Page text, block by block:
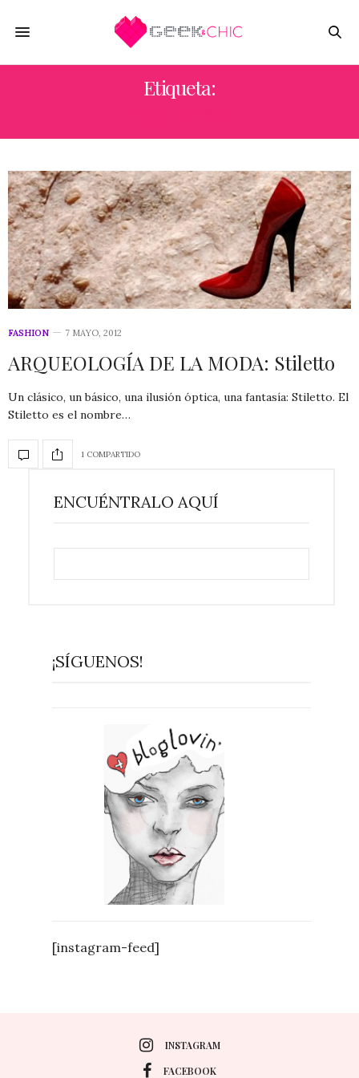
Etiqueta:
FASHION 7 MAYO, 2012
ARQUEOLOGÍA DE LA MODA: Stiletto
Un clásico, un básico, una ilusión óptica, una fantasía: Stiletto. El
Stiletto es el nombre…
1 COMPARTIDO
ENCUÉNTRALO AQUÍ
¡SÍGUENOS!
[instagram-feed]
INSTAGRAM
FACEBOOK